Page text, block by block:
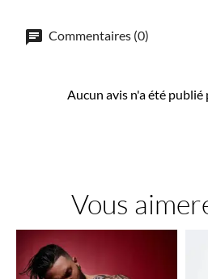
Commentaires (0)
Aucun avis n'a été publié
Vous